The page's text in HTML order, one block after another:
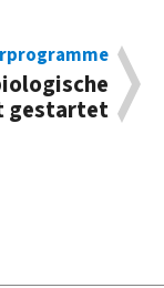
gestartet